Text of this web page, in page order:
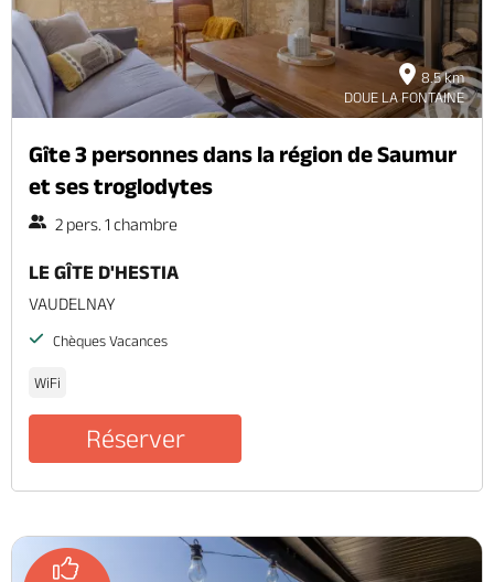
8.5 km
DOUE LA FONTAINE
Gîte 3 personnes dans la région de Saumur
et ses troglodytes
2 pers. 1 chambre
LE GÎTE D'HESTIA
VAUDELNAY
Chèques Vacances
WiFi
Réserver